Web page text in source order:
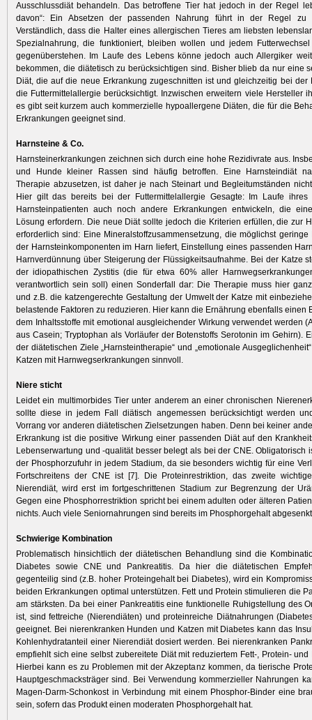
Ausschlussdiät behandeln. Das betroffene Tier hat jedoch in der Regel
davon“: Ein ­Absetzen der passenden Nahrung führt in der Regel zu
Verständlich, dass die Halter eines allergischen Tieres am liebsten
Spezialnahrung, die funktioniert, bleiben wollen und jedem
gegenüberstehen. Im Laufe des Lebens könne jedoch auch Allergiker
bekommen, die diätetisch zu berücksichtigen sind. Bisher blieb da nur ­eine
Diät, die auf die neue Erkrankung zugeschnitten ist und gleichzeitig bei der
die Futtermittelallergie berücksichtigt. Inzwischen erweitern viele Hersteller
es gibt seit kurzem auch kommerzielle hypoallergene Diäten, die für die
Erkrankungen ­geeignet sind.
Harnsteine & Co.
Harnsteinerkrankungen zeichnen sich durch eine hohe Rezidivrate aus.
und Hunde kleiner Rassen sind häufig betroffen. Eine Harnsteindiät
Therapie abzusetzen, ist daher je nach Steinart und ­Begleitumständen
Hier gilt das bereits bei der Futtermittelallergie Gesagte: Im Laufe ihres
Harnsteinpatienten auch noch andere Erkrankungen entwickeln, die
Lösung erfordern. Die neue Diät sollte jedoch die Kriterien erfüllen, die zur
erforderlich sind: Eine Mineralstoffzusammensetzung, die möglichst geringe
der Harnsteinkomponenten im Harn liefert, Einstellung eines passenden
Harnverdünnung über Steigerung der Flüssigkeitsaufnahme. Bei der Katze
der idiopathischen Zystitis (die für etwa 60% aller
verantwortlich sein soll) einen Sonderfall dar: Die Therapie muss hier
und z.B. die katzengerechte Gestaltung der Umwelt der Katze mit
belastende Faktoren zu reduzieren. Hier kann die Ernährung ebenfalls einen
dem Inhaltsstoffe mit emotional ausgleichender Wirkung verwendet werden
aus Casein; Tryptophan als Vorläufer der Botenstoffs Serotonin im Gehirn).
der diätetischen Ziele „Harnsteintherapie“ und „emotionale
Katzen mit Harnwegserkrankungen sinnvoll.
Niere sticht
Leidet ein multimorbides Tier unter anderem an einer chronischen
sollte diese in jedem Fall diätisch angemessen berücksichtigt werden
Vorrang vor anderen diätetischen Zielsetzungen haben. Denn bei keiner
Erkrankung ist die positive Wirkung einer passenden Diät auf den
Lebenserwartung und -qualität besser belegt als bei der CNE. Obligatorisch
der Phosphorzufuhr in jedem Stadium, da sie besonders wichtig für eine
Fortschreitens der CNE ist [7]. Die Protein­restriktion, das zweite
Nierendiät, wird erst im fortgeschrittenen Stadium zur Begrenzung der
Gegen eine Phosphorrestriktion spricht bei einem adulten oder älteren
nichts. Auch viele Seniornahrungen sind bereits im Phosphorgehalt
Schwierige Kombination
Problematisch hinsichtlich der diätetischen Behandlung sind die
Diabetes sowie CNE und Pankreatitis. Da hier die diätetischen
gegenteilig sind (z.B. hoher Proteingehalt bei Dia­betes), wird ein
beiden Erkrankungen optimal unterstützen. Fett und Protein stimulieren die
am stärksten. Da bei einer Pankreatitis eine funktionelle Ruhigstellung des
ist, sind fettreiche (Nierendiäten) und proteinreiche Diätnahrungen
geeignet. Bei nierenkranken Hunden und Katzen mit Diabetes kann das
Kohlenhydratanteil einer Nierendiät dosiert werden. Bei nierenkranken
empfiehlt sich eine selbst zubereitete Diät mit reduziertem Fett-, Protein- und
Hierbei kann es zu Problemen mit der Akzeptanz kommen, da tierische
Hauptgeschmacksträger sind. Bei Verwendung kommerzieller Nahrungen
Magen-Darm-Schonkost in Verbindung mit einem Phosphor-Binder eine
sein, sofern das Produkt einen moderaten Phosphorgehalt hat.